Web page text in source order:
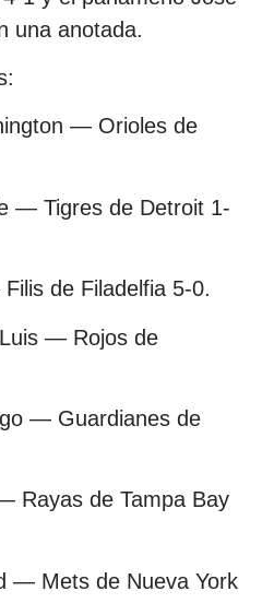
una anotada.
— Orioles de
— Tigres de Detroit 1-
de Filadelfia 5-0.
— Rojos de
— Guardianes de
Rayas de Tampa Bay
— Mets de Nueva York